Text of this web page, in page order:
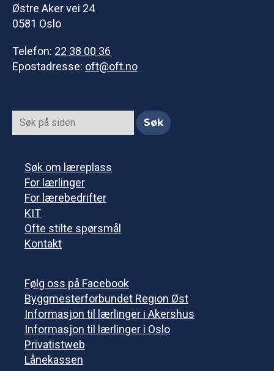
Østre Aker vei 24
0581 Oslo
Telefon: 22 38 00 36
Epostadresse: oft@oft.no
Søk om læreplass
For lærlinger
For lærebedrifter
KIT
Ofte stilte spørsmål
Kontakt
Følg oss på Facebook
Byggmesterforbundet Region Øst
Informasjon til lærlinger i Akershus
Informasjon til lærlinger i Oslo
Privatistweb
Lånekassen